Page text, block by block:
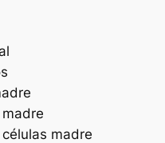
madre